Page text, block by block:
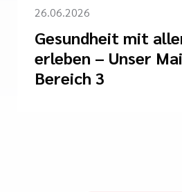
26.06.2026
Gesundheit mit
erleben – Unser
Bereich 3